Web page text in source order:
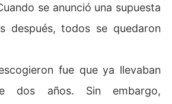
se anunció una supuesta
después, todos se quedaron
fue que ya llevaban
dos años. Sin embargo,